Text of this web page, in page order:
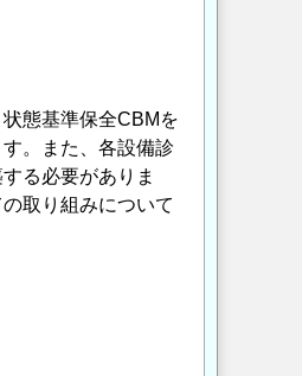
態基準保全CBMを
。また、各設備診
る必要がありま
取り組みについて